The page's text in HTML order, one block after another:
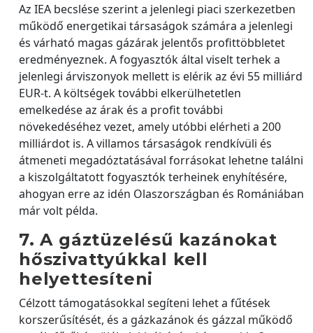
Az IEA becslése szerint a jelenlegi piaci szerkezetben
működő energetikai társaságok számára a jelenlegi
és várható magas gázárak jelentős profittöbbletet
eredményeznek. A fogyasztók által viselt terhek a
jelenlegi árviszonyok mellett is elérik az évi 55 milliárd
EUR-t. A költségek további elkerülhetetlen
emelkedése az árak és a profit további
növekedéséhez vezet, amely utóbbi elérheti a 200
milliárdot is. A villamos társaságok rendkívüli és
átmeneti megadóztatásával forrásokat lehetne találni
a kiszolgáltatott fogyasztók terheinek enyhítésére,
ahogyan erre az idén Olaszországban és Romániában
már volt példa.
7. A gáztüzelésű kazánokat
hőszivattyúkkal kell
helyettesíteni
Célzott támogatásokkal segíteni lehet a fűtések
korszerűsítését, és a gázkazánok és gázzal működő